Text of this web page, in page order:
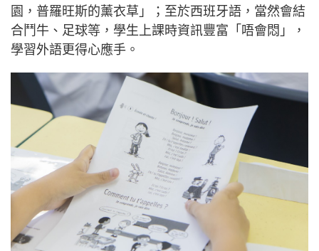
園，普羅旺斯的薰衣草」；至於西班牙語，當然會結
合鬥牛、足球等，學生上課時資訊豐富「唔會悶」，
學習外語更得心應手。